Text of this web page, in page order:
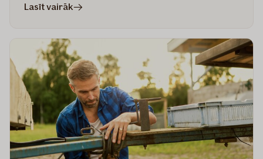
Lasīt vairākrakstā
mīti
par
speciālās
tehnikas
apdrošināšanu